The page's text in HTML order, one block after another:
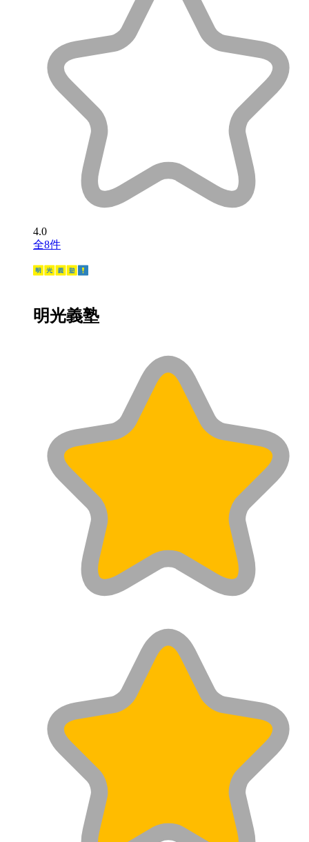
4.0
全8件
明光義塾